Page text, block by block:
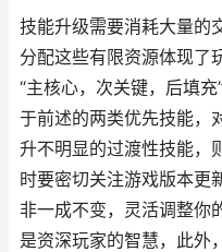
技能升级需要消耗大量的
分配这些有限资源体现了
“主核心，次关键，后填
于前述的两类优先技能，
升不明显的过渡性技能，
时要密切关注游戏版本更
非一成不变，灵活调整你
是资深玩家的智慧，此外